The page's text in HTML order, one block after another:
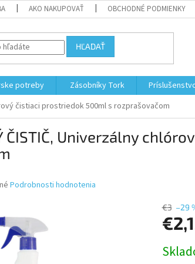
AKO NAKUPOVAŤ OBCHODNÉ PODMIENKY
HĽADAŤ
potreby Zásobníky Tork
čistiaci prostriedok 500ml s rozprašovačom
ČISTIČ, Univerzálny
Podrobnosti hodnotenia
€3 –29
cena: